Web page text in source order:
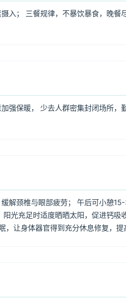
入； 三餐规律，不暴饮暴食，晚餐
强保暖， 少去人群密集封闭场所，
解颈椎与眼部疲劳； 午后可小憩
光充足时适度晒晒太阳，促进钙吸
让身体器官得到充分休息修复，提